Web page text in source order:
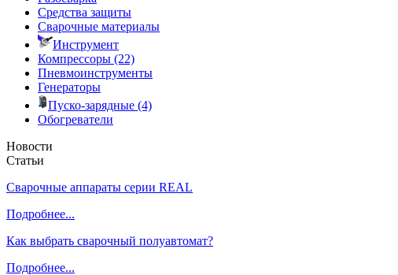
Средства защиты
Сварочные материалы
Инструмент
Компрессоры (22)
Пневмоинструменты
Генераторы
Пуско-зарядные (4)
Обогреватели
Новости
Статьи
Сварочные аппараты серии REAL
Подробнее...
Как выбрать сварочный полуавтомат?
Подробнее...